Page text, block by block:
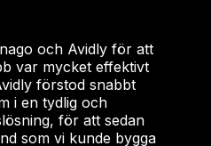
och Avidly för att
var mycket effektivt
förstod snabbt
i en tydlig och
för att sedan
som vi kunde bygga